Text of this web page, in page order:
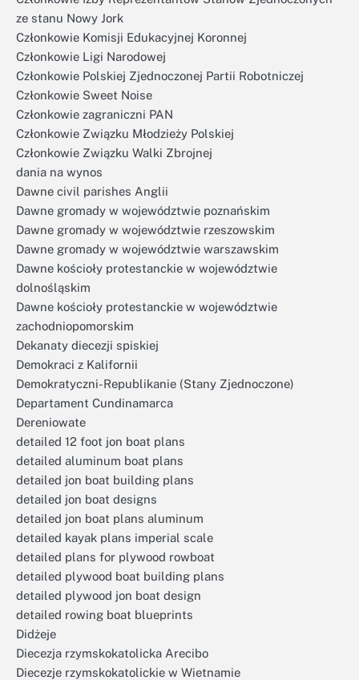
ze stanu Nowy Jork
Członkowie Komisji Edukacyjnej Koronnej
Członkowie Ligi Narodowej
Członkowie Polskiej Zjednoczonej Partii Robotniczej
Członkowie Sweet Noise
Członkowie zagraniczni PAN
Członkowie Związku Młodzieży Polskiej
Członkowie Związku Walki Zbrojnej
dania na wynos
Dawne civil parishes Anglii
Dawne gromady w województwie poznańskim
Dawne gromady w województwie rzeszowskim
Dawne gromady w województwie warszawskim
Dawne kościoły protestanckie w województwie
dolnośląskim
Dawne kościoły protestanckie w województwie
zachodniopomorskim
Dekanaty diecezji spiskiej
Demokraci z Kalifornii
Demokratyczni-Republikanie (Stany Zjednoczone)
Departament Cundinamarca
Dereniowate
detailed 12 foot jon boat plans
detailed aluminum boat plans
detailed jon boat building plans
detailed jon boat designs
detailed jon boat plans aluminum
detailed kayak plans imperial scale
detailed plans for plywood rowboat
detailed plywood boat building plans
detailed plywood jon boat design
detailed rowing boat blueprints
Didżeje
Diecezja rzymskokatolicka Arecibo
Diecezje rzymskokatolickie w Wietnamie